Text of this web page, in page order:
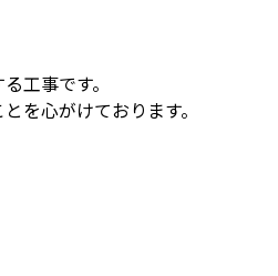
工事です。
を心がけております。